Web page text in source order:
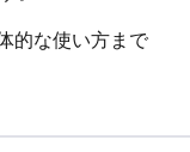
的な使い方まで